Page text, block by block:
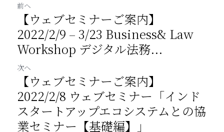
前へ
【ウェブセミナーご案内】
2022/2/9 – 3/23 Business& Law
Workshop デジタル法務...
次へ
【ウェブセミナーご案内】
2022/2/8 ウェブセミナー「インド
スタートアップエコシステムとの協
業セミナー【基礎編】」